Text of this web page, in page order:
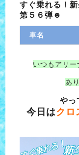
すぐ乗れる！
第５６弾☻
車名
いつもアリー
あ
やっ
今日はクロ